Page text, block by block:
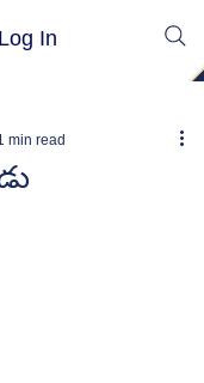
Log In
min read